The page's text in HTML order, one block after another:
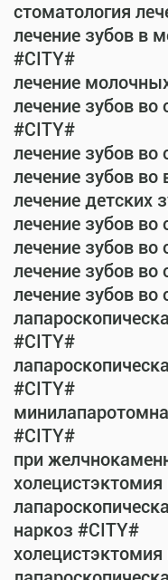
стоматология
лечение зубов в
#CITY#
лечение
лечение зубов
#CITY#
лечение зубов во
лечение зубов
лечение детских
лечение зубов
лечение зубов
лечение зубов во
лечение зубов во
#CITY#
#CITY#
#CITY#
при
наркоз #CITY#